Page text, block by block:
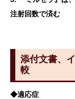
注射回数で済む
添付文書、
較
◆適応症